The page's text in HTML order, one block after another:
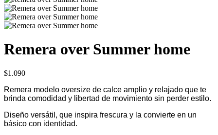
Remera over Summer home
$1.090
Remera modelo oversize de calce amplio y relajado que te
brinda comodidad y libertad de movimiento sin perder estilo.
Diseño versátil, que inspira frescura y la convierte en un
básico con identidad.